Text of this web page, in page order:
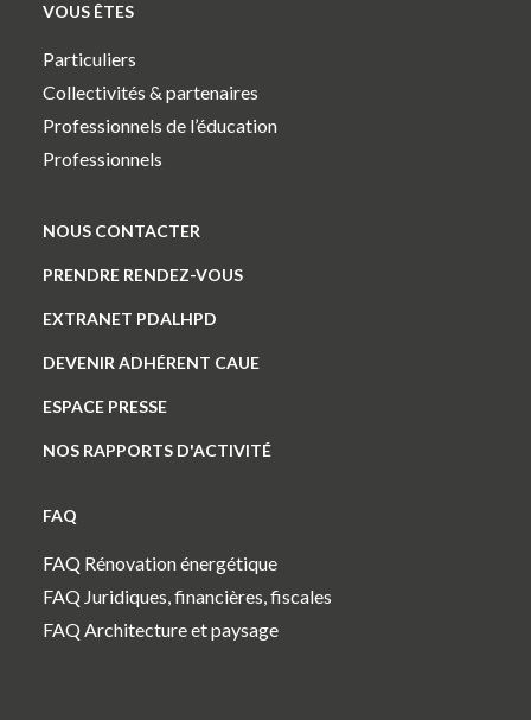
VOUS ÊTES
Particuliers
Collectivités & partenaires
Professionnels de l’éducation
Professionnels
NOUS CONTACTER
PRENDRE RENDEZ-VOUS
EXTRANET PDALHPD
DEVENIR ADHÉRENT CAUE
ESPACE PRESSE
NOS RAPPORTS D'ACTIVITÉ
FAQ
FAQ Rénovation énergétique
FAQ Juridiques, financières, fiscales
FAQ Architecture et paysage